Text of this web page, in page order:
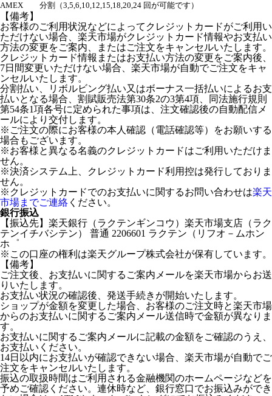
AMEX
分割（3,5,6,10,12,15,18,20,24 回が可能です）
【備考】
お客様のご利用状況などによってクレジットカードがご利用い
ただけない場合、楽天市場がクレジットカード情報やお支払い
方法の変更をご案内、またはご注文をキャンセルいたします。
クレジットカード情報またはお支払い方法の変更をご案内後、
7日間変更いただけない場合、楽天市場が自動でご注文をキャ
ンセルいたします。
分割払い、リボルビング払い又はボーナス一括払いによるお支
払いとなる場合、割賦販売法第30条2の3第4項、同法施行規則
第54条1項各号に定められた事項は、注文確認後の自動配信メ
ールにより交付します。
※ご注文の際にお客様の本人確認（電話確認等）をお願いする
場合もございます。
※お客様と異なる名義のクレジットカードはご利用いただけま
せん。
※決済システム上、クレジットカード利用控は発行しておりま
せん。
※クレジットカードでのお支払いに関するお問い合わせは楽天
市場までご連絡 ください。
銀行振込
【振込先】楽天銀行（ラクテンギンコウ）楽天市場支店（ラク
テンイチバシテン） 普通 2206601 ラクテン（リフオ－ムホン
ホ゜
※この口座の権利は楽天グループ株式会社が保有しています。
【備考】
ご注文後、お支払いに関するご案内メールを楽天市場からお送
りいたします。
お支払い状況の確認後、発送手続きが開始いたします。
ショップが金額を変更した場合、お客様のご注文時と楽天市場
からのお支払いに関するご案内メール送信時で金額が異なりま
す。
お支払いに関するご案内メールに記載の金額をご確認のうえ、
お支払いください。
14日以内にお支払いが確認できない場合、楽天市場が自動でご
注文をキャンセルいたします。
振込の取扱時間はご利用される金融機関のホームページなどを
予めご確認ください。連休時など、銀行窓口でお振込みができ